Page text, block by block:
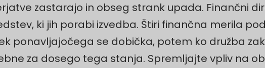
zastarajo in obseg strank upada. Finančni
ki jih porabi izvedba. Štiri finančna merila
ponavljajočega se dobička, potem ko družba
za dosego tega stanja. Spremljajte vpliv na